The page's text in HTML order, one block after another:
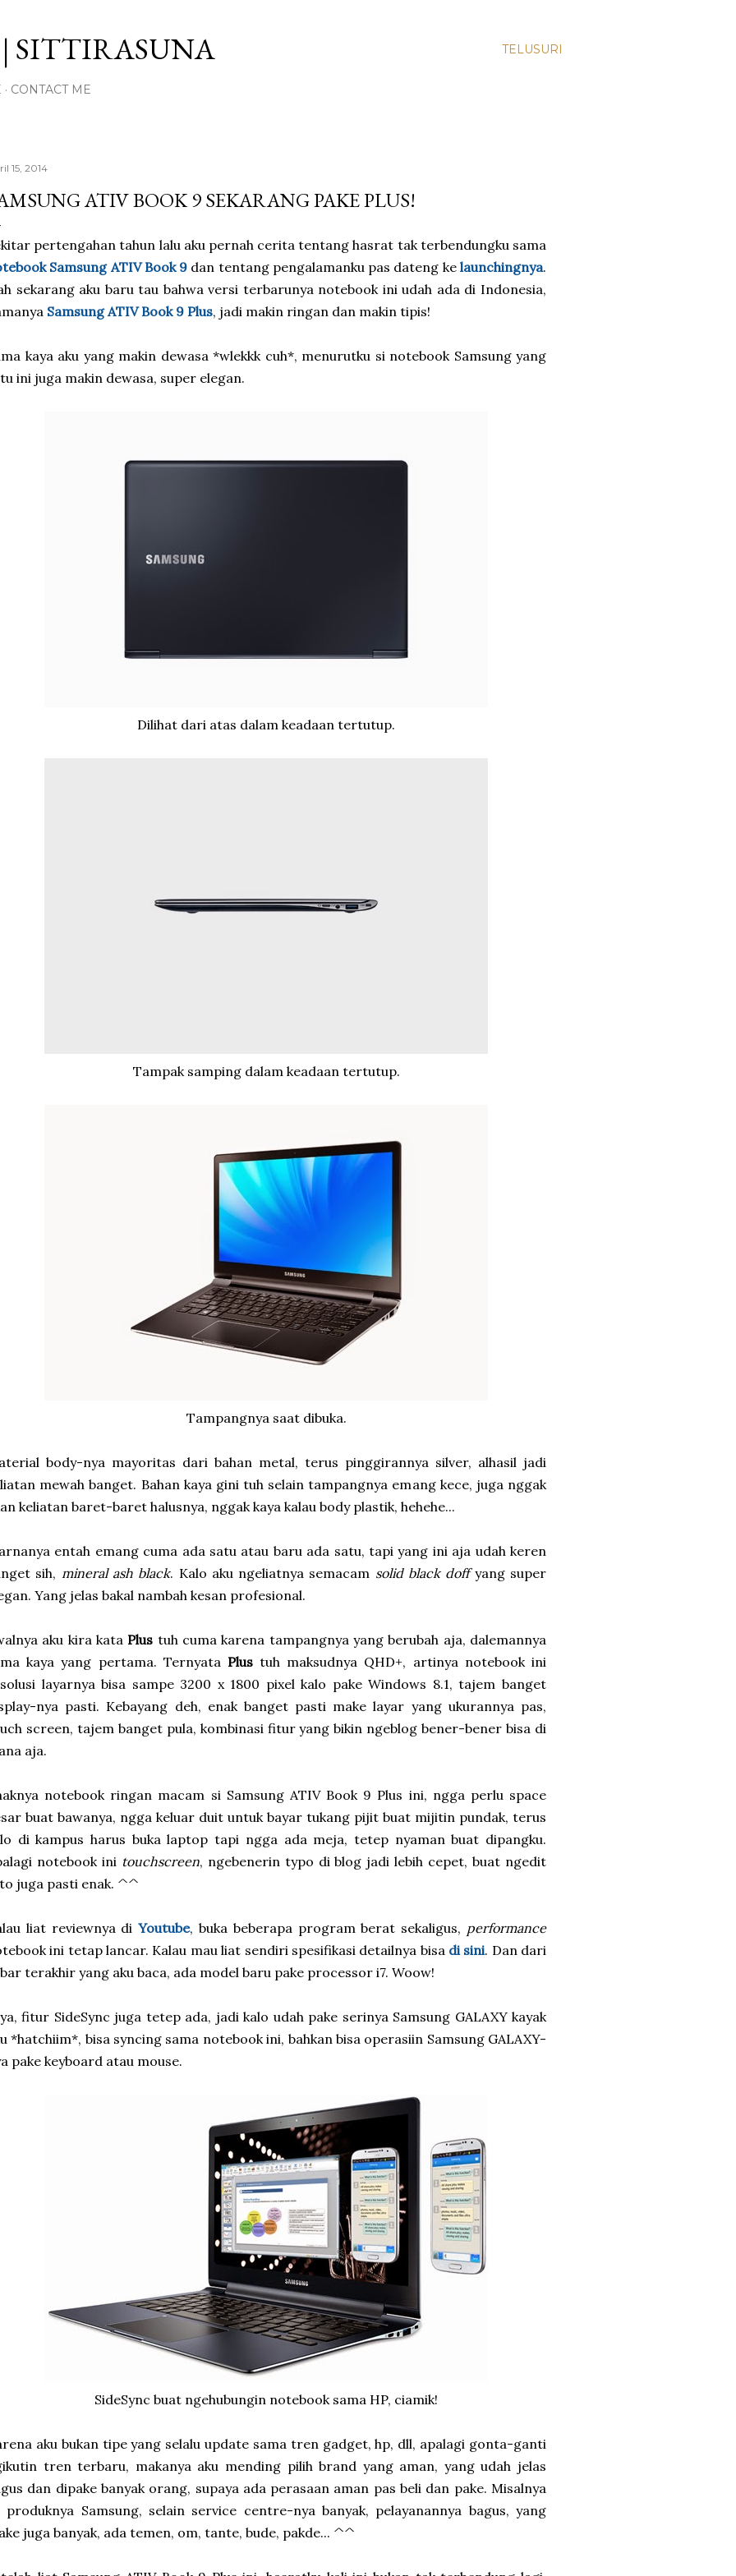
TELUSURI
SITTIRASUNA
CONTACT ME
15, 2014
ATIV BOOK 9 SEKARANG PAKE PLUS!
pertengahan tahun lalu aku pernah cerita tentang hasrat tak terbendungku sama
Samsung ATIV Book 9 dan tentang pengalamanku pas dateng kelaunchingnya.
sekarang aku baru tau bahwa versi terbarunya notebook ini udah ada di Indonesia,
Samsung ATIV Book 9 Plus, jadi makin ringan dan makin tipis!
kaya aku yang makin dewasa *wlekkk cuh*, menurutku si notebook Samsung yang
ini juga makin dewasa, super elegan.
Dilihat dari atas dalam keadaan tertutup.
Tampak samping dalam keadaan tertutup.
Tampangnya saat dibuka.
body-nya mayoritas dari bahan metal, terus pinggirannya silver, alhasil jadi
mewah banget. Bahan kaya gini tuh selain tampangnya emang kece, juga nggak
keliatan baret-baret halusnya, nggak kaya kalau body plastik, hehehe...
entah emang cuma ada satu atau baru ada satu, tapi yang ini aja udah keren
sih, mineral ash black. Kalo aku ngeliatnya semacam solid black doffyang super
Yang jelas bakal nambah kesan profesional.
aku kira kataPlus tuh cuma karena tampangnya yang berubah aja, dalemannya
kaya yang pertama. Ternyata Plustuh maksudnya QHD+, artinya notebook ini
layarnya bisa sampe 3200 x 1800 pixel kalo pake Windows 8.1, tajem banget
nya pasti. Kebayang deh, enak banget pasti make layar yang ukurannya pas,
screen, tajem banget pula, kombinasi fitur yang bikin ngeblog bener-bener bisa di
aja.
notebook ringan macam si Samsung ATIV Book 9 Plus ini, ngga perlu space
buat bawanya, ngga keluar duit untuk bayar tukang pijit buat mijitin pundak, terus
di kampus harus buka laptop tapi ngga ada meja, tetep nyaman buat dipangku.
notebook ini touchscreen, ngebenerin typo di blog jadi lebih cepet, buat ngedit
juga pasti enak. ^^
liat reviewnya diYoutube, buka beberapa program berat sekaligus, performance
ini tetap lancar. Kalau mau liat sendiri spesifikasi detailnya bisa di sini. Dan dari
terakhir yang aku baca, ada model baru pake processor i7. Woow!
fitur SideSync juga tetep ada, jadi kalo udah pake serinya Samsung GALAXY kayak
*hatchiim*, bisa syncing sama notebook ini, bahkan bisa operasiin Samsung GALAXY-
pake keyboard atau mouse.
SideSync buat ngehubungin notebook sama HP, ciamik!
aku bukan tipe yang selalu update sama tren gadget, hp, dll, apalagi gonta-ganti
tren terbaru, makanya aku mending pilih brand yang aman, yang udah jelas
dan dipake banyak orang, supaya ada perasaan aman pas beli dan pake. Misalnya
produknya Samsung, selain service centre-nya banyak, pelayanannya bagus, yang
juga banyak, ada temen, om, tante, bude, pakde... ^^